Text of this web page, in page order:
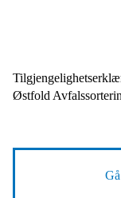
Østfold